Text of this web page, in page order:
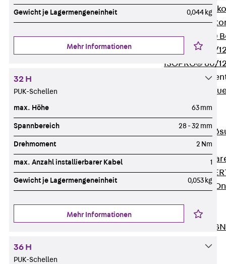
Zurück
ISOPRO®
ISOPRO® 120
ISOPRO® 80/
ISOPRO® 80/
ISOMUR®
Digitale Lösungen
Digitale
JORDAHL®
JORDAHL® JVB
ISODESIGN
FERBOX®-
Gewicht je Lagermengeneinheit 0,044 kg
Mehr Informationen
32 H
PUK-Schellen
max. Höhe 63 mm
Spannbereich 28 - 32 mm
Drehmoment 2 Nm
max. Anzahl installierbarer Kabel 1
Gewicht je Lagermengeneinheit 0,053 kg
Mehr Informationen
36 H
PUK-Schellen